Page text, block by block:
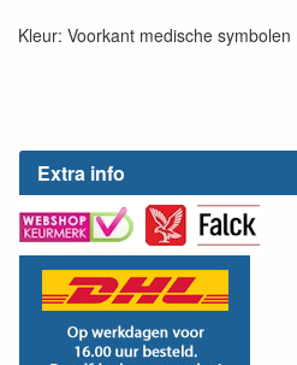
Extra info
Kleur: Voorkant medische